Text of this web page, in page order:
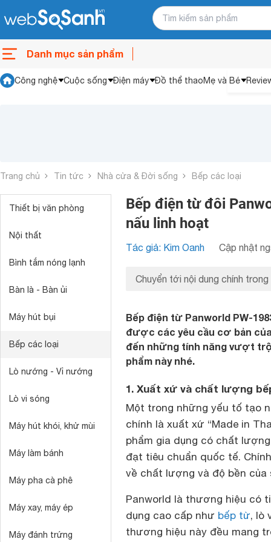
Danh mục sản phẩm
Công nghệ Cuộc sống Điện máy Đồ thể thaoMẹ và Bé
Trang chủ Tin tức Nhà cửa & Đời sống Bếp các loại
Thiết bị văn phòng
Nội thất
Bình tắm nóng lạnh
Bàn là - Bàn ủi
Máy hút bụi
Bếp các loại
Lò nướng - Vỉ nướng
Lò vi sóng
Máy hút khói, khử mùi
Máy làm bánh
Máy pha cà phê
Máy xay, máy ép
Máy đánh trứng
Bếp điện từ đôi
nấu linh hoạt
Tác giả: Kim Oanh Cập nhật
Chuyển tới nội dung chính trong
Bếp điện từ Panworld PW-
được các yêu cầu cơ bản
đến những tính năng vượt
phẩm này nhé.
1. Xuất xứ và chất lượng
Một trong những yếu tố tạo
chính là xuất xứ “Made in
phẩm gia dụng có chất
đạt tiêu chuẩn quốc tế.
về chất lượng và độ bền của
Panworld là thương hiệu có
dụng cao cấp như bếp từ, lò
thương hiệu này đều mang